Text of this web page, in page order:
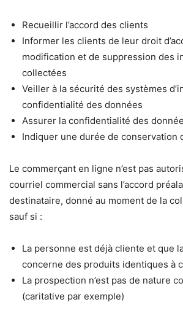
Recueillir l’accord des clients
Informer les clients de leur droit
modification et de suppression des
collectées
Veiller à la sécurité des systèmes
confidentialité des données
Assurer la confidentialité des
Indiquer une durée de conservation
Le commerçant en ligne n’est pas
courriel commercial sans l’accord
destinataire, donné au moment de la
sauf si :
La personne est déjà cliente et que
concerne des produits identiques à
La prospection n’est pas de nature
(caritative par exemple)